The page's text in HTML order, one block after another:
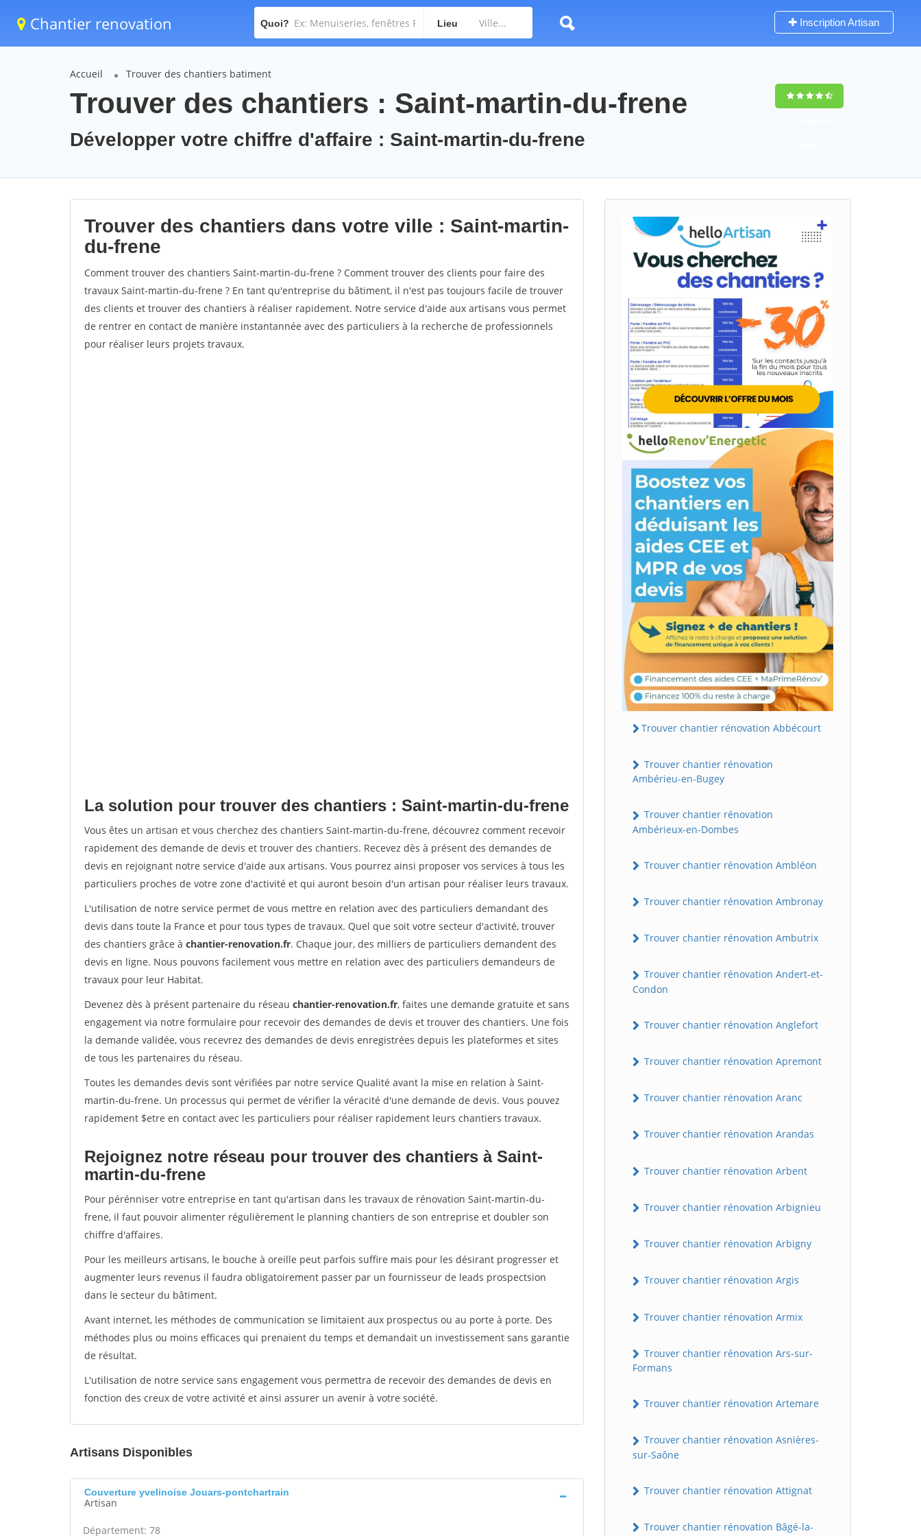
Chantier renovation Quoi? Lieu Inscription Artisan
Accueil Trouver des chantiers batiment
Trouver des chantiers : Saint-martin-du-frene
Développer votre chiffre d'affaire : Saint-martin-du-frene
Trouver des chantiers dans votre ville : Saint-martin-
du-frene
Comment trouver des chantiers Saint-martin-du-frene ? Comment trouver des clients pour faire des
travaux Saint-martin-du-frene ? En tant qu'entreprise du bâtiment, il n'est pas toujours facile de trouver
des clients et trouver des chantiers à réaliser rapidement. Notre service d'aide aux artisans vous permet
de rentrer en contact de manière instantannée avec des particuliers à la recherche de professionnels
pour réaliser leurs projets travaux.
La solution pour trouver des chantiers : Saint-martin-du-frene
Vous êtes un artisan et vous cherchez des chantiers Saint-martin-du-frene, découvrez comment recevoir
rapidement des demande de devis et trouver des chantiers. Recevez dès à présent des demandes de
devis en rejoignant notre service d'aide aux artisans. Vous pourrez ainsi proposer vos services à tous les
particuliers proches de votre zone d'activité et qui auront besoin d'un artisan pour réaliser leurs travaux.
L'utilisation de notre service permet de vous mettre en relation avec des particuliers demandant des
devis dans toute la France et pour tous types de travaux. Quel que soit votre secteur d'activité, trouver
des chantiers grâce à chantier-renovation.fr. Chaque jour, des milliers de particuliers demandent des
devis en ligne. Nous pouvons facilement vous mettre en relation avec des particuliers demandeurs de
travaux pour leur Habitat.
Devenez dès à présent partenaire du réseau chantier-renovation.fr, faites une demande gratuite et sans
engagement via notre formulaire pour recevoir des demandes de devis et trouver des chantiers. Une fois
la demande validée, vous recevrez des demandes de devis enregistrées depuis les plateformes et sites
de tous les partenaires du réseau.
Toutes les demandes devis sont vérifiées par notre service Qualité avant la mise en relation à Saint-
martin-du-frene. Un processus qui permet de vérifier la véracité d'une demande de devis. Vous pouvez
rapidement $etre en contact avec les particuliers pour réaliser rapidement leurs chantiers travaux.
Rejoignez notre réseau pour trouver des chantiers à Saint-
martin-du-frene
Pour pérénniser votre entreprise en tant qu'artisan dans les travaux de rénovation Saint-martin-du-
frene, il faut pouvoir alimenter régulièrement le planning chantiers de son entreprise et doubler son
chiffre d'affaires.
Pour les meilleurs artisans, le bouche à oreille peut parfois suffire mais pour les désirant progresser et
augmenter leurs revenus il faudra obligatoirement passer par un fournisseur de leads prospectsion
dans le secteur du bâtiment.
Avant internet, les méthodes de communication se limitaient aux prospectus ou au porte à porte. Des
méthodes plus ou moins efficaces qui prenaient du temps et demandait un investissement sans garantie
de résultat.
L'utilisation de notre service sans engagement vous permettra de recevoir des demandes de devis en
fonction des creux de votre activité et ainsi assurer un avenir à votre société.
Artisans Disponibles
Couverture yvelinoise Jouars-pontchartrain
Artisan
Département: 78
Trouver chantier rénovation Abbécourt
Trouver chantier rénovation
Ambérieu-en-Bugey
Trouver chantier rénovation
Ambérieux-en-Dombes
Trouver chantier rénovation Ambléon
Trouver chantier rénovation Ambronay
Trouver chantier rénovation Ambutrix
Trouver chantier rénovation Andert-et-
Condon
Trouver chantier rénovation Anglefort
Trouver chantier rénovation Apremont
Trouver chantier rénovation Aranc
Trouver chantier rénovation Arandas
Trouver chantier rénovation Arbent
Trouver chantier rénovation Arbignieu
Trouver chantier rénovation Arbigny
Trouver chantier rénovation Argis
Trouver chantier rénovation Armix
Trouver chantier rénovation Ars-sur-
Formans
Trouver chantier rénovation Artemare
Trouver chantier rénovation Asnières-
sur-Saône
Trouver chantier rénovation Attignat
Trouver chantier rénovation Bâgé-la-